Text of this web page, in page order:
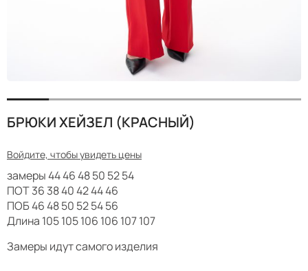
БРЮКИ ХЕЙЗЕЛ (КРАСНЫЙ)
Войдите, чтобы увидеть цены
замеры 44 46 48 50 52 54
ПОТ 36 38 40 42 44 46
ПОБ 46 48 50 52 54 56
Длина 105 105 106 106 107 107
Замеры идут самого изделия